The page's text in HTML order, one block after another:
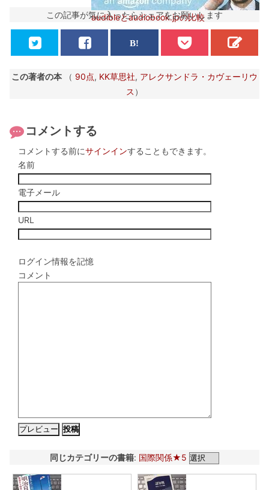
audibleとaudiobook.jpの比較
この記事が気に入ったらシェアをお願いします
この著者の本 （ 90点, KK草思社, アレクサンドラ・カヴェーリウ
ス ）
コメントする
コメントする前にサインインすることもできます。
名前
電子メール
URL
ログイン情報を記憶
コメント
同じカテゴリーの書籍: 国際関係★5